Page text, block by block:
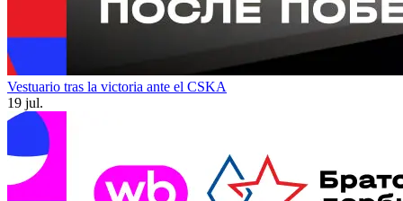
Vestuario tras la victoria ante el CSKA
19 jul.